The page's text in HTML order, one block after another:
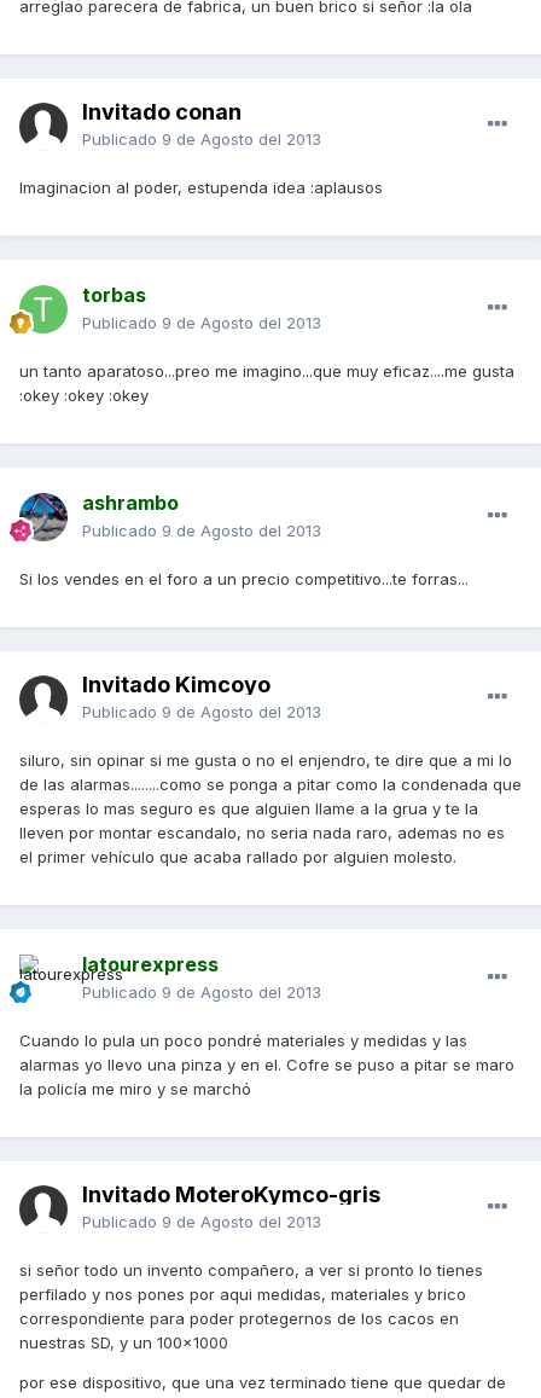
arreglao parecera de fabrica, un buen brico si señor :la ola
Invitado conan
Publicado 9 de Agosto del 2013
Imaginacion al poder, estupenda idea :aplausos
torbas
Publicado 9 de Agosto del 2013
un tanto aparatoso...preo me imagino...que muy eficaz....me gusta
:okey :okey :okey
ashrambo
Publicado 9 de Agosto del 2013
Si los vendes en el foro a un precio competitivo...te forras...
Invitado Kimcoyo
Publicado 9 de Agosto del 2013
siluro, sin opinar si me gusta o no el enjendro, te dire que a mi lo
de las alarmas........como se ponga a pitar como la condenada que
esperas lo mas seguro es que alguien llame a la grua y te la
lleven por montar escandalo, no seria nada raro, ademas no es
el primer vehículo que acaba rallado por alguien molesto.
latourexpress
Publicado 9 de Agosto del 2013
Cuando lo pula un poco pondré materiales y medidas y las
alarmas yo llevo una pinza y en el. Cofre se puso a pitar se maro
la policía me miro y se marchó
Invitado MoteroKymco-gris
Publicado 9 de Agosto del 2013
si señor todo un invento compañero, a ver si pronto lo tienes
perfilado y nos pones por aqui medidas, materiales y brico
correspondiente para poder protegernos de los cacos en
nuestras SD, y un 100x1000
por ese dispositivo, que una vez terminado tiene que quedar de